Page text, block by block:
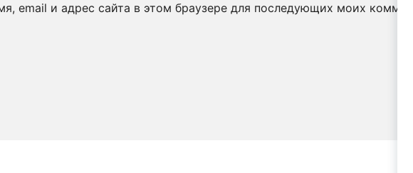
email и адрес сайта в этом браузере для последующих моих